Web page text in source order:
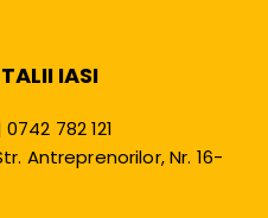
IASI
0742 782 121
Antreprenorilor, Nr. 16-